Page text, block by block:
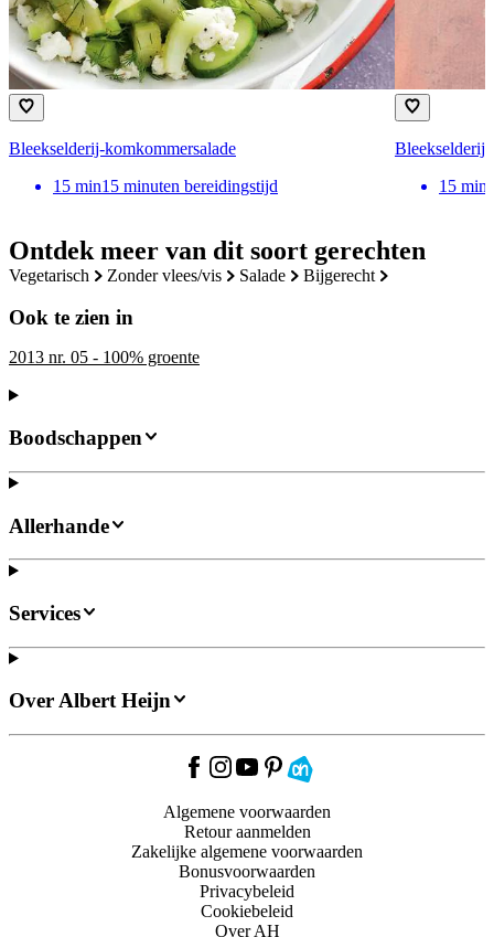
Ontdek meer van dit soort gerechten
vegetarisch zonder vlees/vis salade bijgerecht
Ook te zien in
2013 nr. 05 - 100% groente
Bleekselderij-komkommersalade
15 min15 minuten bereidingstijd
Bleekselderij
15 min
Boodschappen
Allerhande
Services
Over Albert Heijn
Algemene voorwaarden
Retour aanmelden
Zakelijke algemene voorwaarden
Bonusvoorwaarden
Privacybeleid
Cookiebeleid
Over AH